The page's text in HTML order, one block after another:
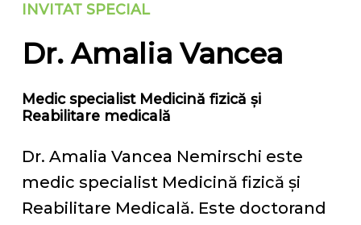
INVITAT SPECIAL
Dr. Amalia Vancea
Medic specialist Medicină fizică și
Reabilitare medicală
Dr. Amalia Vancea Nemirschi este
medic specialist Medicină fizică și
Reabilitare Medicală. Este doctorand